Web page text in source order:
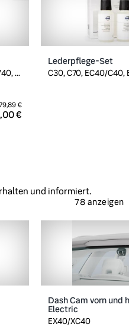
...
€
€
Lederpflege-Set
C30, C70, EC40/C40,
und informiert.
78 anzeigen
Dash Cam vorn und
Electric
EX40/XC40